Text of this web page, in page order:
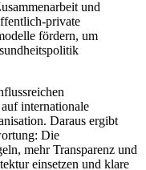
und
private
fördern, um
internationale
Daraus ergibt
Die
mehr Transparenz und
einsetzen und klare